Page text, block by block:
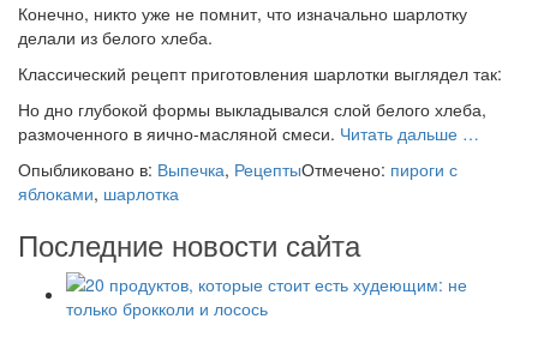
Конечно, никто уже не помнит, что изначально шарлотку
делали из белого хлеба.
Классический рецепт приготовления шарлотки выглядел так:
Но дно глубокой формы выкладывался слой белого хлеба,
размоченного в яично-масляной смеси. Читать дальше …
Опыбликовано в: Выпечка, РецептыОтмечено: пироги с
яблоками, шарлотка
Последние новости сайта